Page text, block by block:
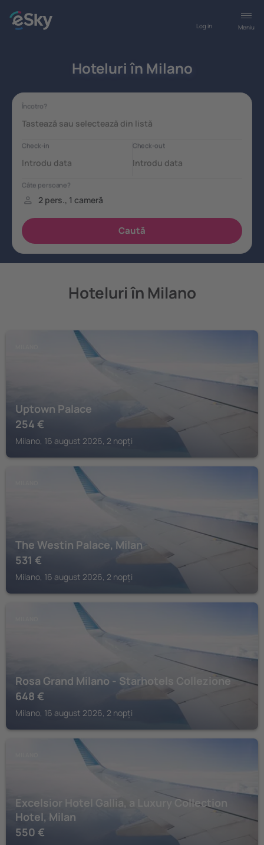
Meniu
Log in
Hoteluri în Milano
Hoteluri în Milano
Uptown Palace
254 €
Milano, 16 august 2026, 2 nopți
The Westin Palace, Milan
531 €
Milano, 16 august 2026, 2 nopți
Rosa Grand Milano - Starhotels Collezione
648 €
Milano, 16 august 2026, 2 nopți
Excelsior Hotel Gallia, a Luxury Collection
Hotel, Milan
550 €